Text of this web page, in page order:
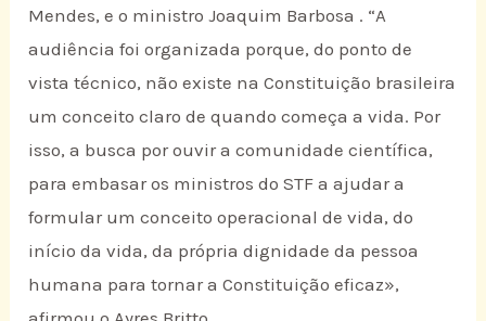
Mendes, e o ministro Joaquim Barbosa . “A
audiência foi organizada porque, do ponto de
vista técnico, não existe na Constituição brasileira
um conceito claro de quando começa a vida. Por
isso, a busca por ouvir a comunidade científica,
para embasar os ministros do STF a ajudar a
formular um conceito operacional de vida, do
início da vida, da própria dignidade da pessoa
humana para tornar a Constituição eficaz»,